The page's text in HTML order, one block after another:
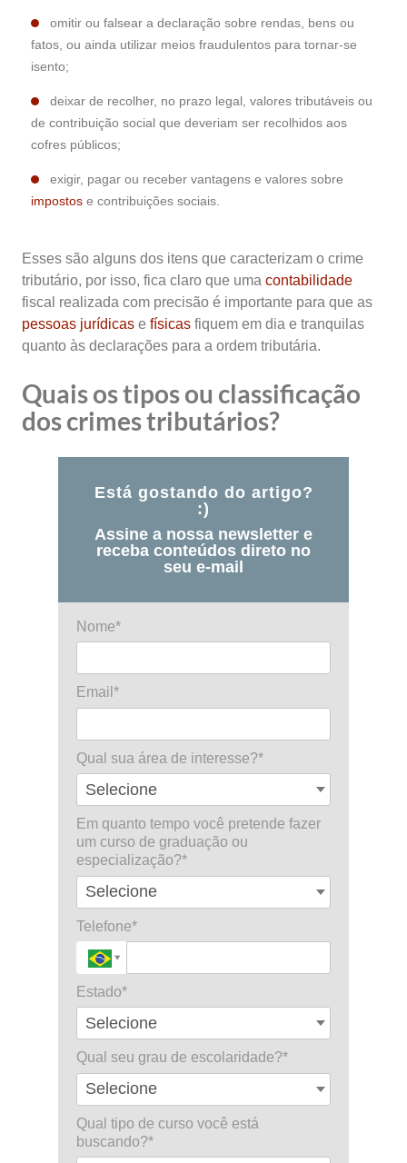
omitir ou falsear a declaração sobre rendas, bens ou
fatos, ou ainda utilizar meios fraudulentos para tornar-se
isento;
deixar de recolher, no prazo legal, valores tributáveis ou
de contribuição social que deveriam ser recolhidos aos
cofres públicos;
exigir, pagar ou receber vantagens e valores sobre
impostos e contribuições sociais.
Esses são alguns dos itens que caracterizam o crime
tributário, por isso, fica claro que uma contabilidade
fiscal realizada com precisão é importante para que as
pessoas jurídicas e físicas fiquem em dia e tranquilas
quanto às declarações para a ordem tributária.
Quais os tipos ou classificação
dos crimes tributários?
Está gostando do artigo?
:)
Assine a nossa newsletter e
receba conteúdos direto no
seu e-mail
Nome*
Email*
Qual sua área de interesse?*
Em quanto tempo você pretende fazer
um curso de graduação ou
especialização?*
Telefone*
Estado*
Qual seu grau de escolaridade?*
Qual tipo de curso você está
buscando?*